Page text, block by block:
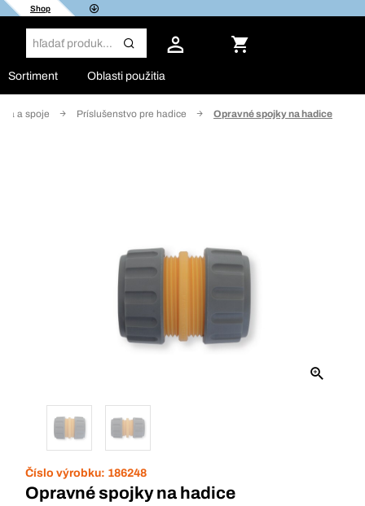
Shop
Sortiment Oblasti použitia
a spoje Príslušenstvo pre hadice Opravné spojky na hadice
Číslo výrobku: 186248
Opravné spojky na hadice